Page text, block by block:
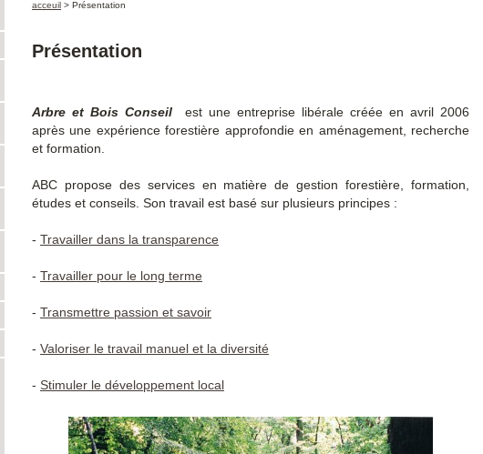
acceuil > Présentation
Présentation
Arbre et Bois Conseil est une entreprise libérale créée en avril 2006
après une expérience forestière approfondie en aménagement, recherche
et formation.
ABC propose des services en matière de gestion forestière, formation,
études et conseils. Son travail est basé sur plusieurs principes :
- Travailler dans la transparence
- Travailler pour le long terme
- Transmettre passion et savoir
- Valoriser le travail manuel et la diversité
- Stimuler le développement local